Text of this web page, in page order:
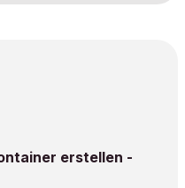
erstellen -